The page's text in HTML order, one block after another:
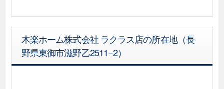
木楽ホーム株式会社 ラクラス店の所在地（長
野県東御市滋野乙2511−2）